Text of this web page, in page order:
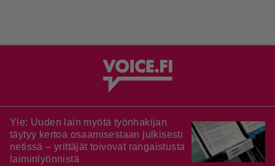
Yle: Uuden lain myötä työnhakijan
täytyy kertoa osaamisestaan julkisesti
netissä – yrittäjät toivovat rangaistusta
laiminlyönnistä